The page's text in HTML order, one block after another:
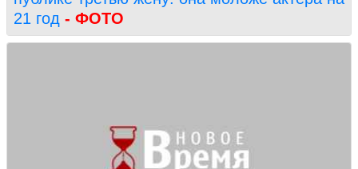
21 год - ФОТО